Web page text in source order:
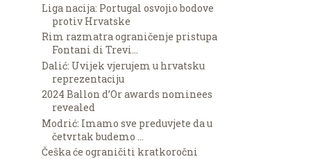
Liga nacija: Portugal osvojio bodove
protiv Hrvatske
Rim razmatra ograničenje pristupa
Fontani di Trevi...
Dalić: Uvijek vjerujem u hrvatsku
reprezentaciju
2024 Ballon d’Or awards nominees
revealed
Modrić: Imamo sve preduvjete da u
četvrtak budemo ...
Češka će ograničiti kratkoročni